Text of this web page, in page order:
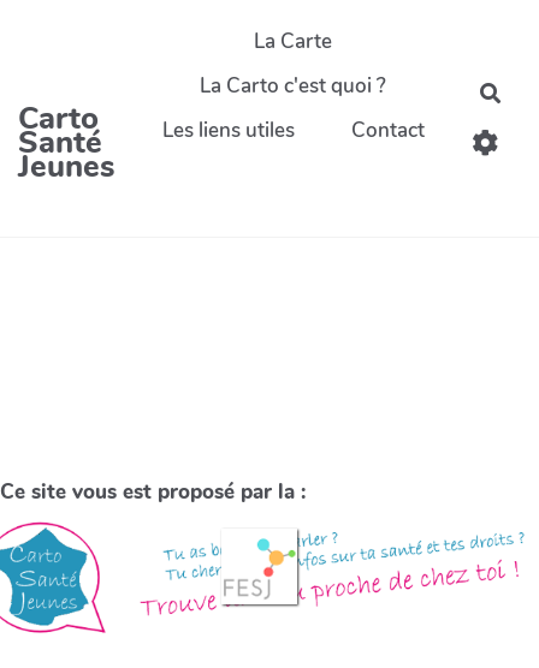
Carto
Santé
Jeunes
La Carte
La Carto c'est quoi ?
Les liens utiles
Contact
Ce site vous est proposé par la :